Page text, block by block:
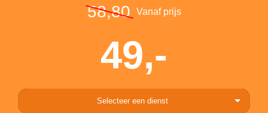
58,80 Vanaf prijs
49,-
Selecteer een dienst